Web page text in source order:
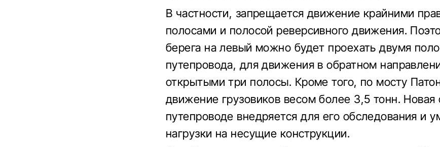
В частности, запрещается движение крайними
полосами и полосой реверсивного движения.
берега на левый можно будет проехать двумя
путепровода, для движения в обратном
открытыми три полосы. Кроме того, по мосту
движение грузовиков весом более 3,5 тонн.
путепроводе внедряется для его обследования и
нагрузки на несущие конструкции.